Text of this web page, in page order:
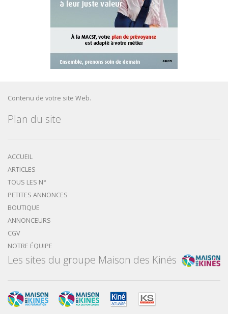
Contenu de votre site Web.
Plan du site
ACCUEIL
ARTICLES
TOUS LES N°
PETITES ANNONCES
BOUTIQUE
ANNONCEURS
CGV
NOTRE ÉQUIPE
Les sites du groupe Maison des Kinés